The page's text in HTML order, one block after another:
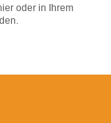
oder in Ihrem